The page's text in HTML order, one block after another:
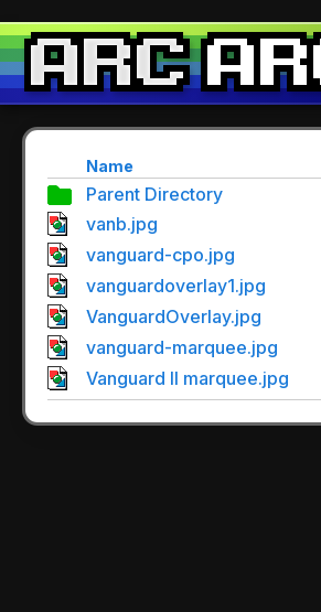
Name
Parent Directory
vanb.jpg
vanguard-cpo.jpg
vanguardoverlay1.jpg
VanguardOverlay.jpg
vanguard-marquee.jpg
Vanguard II marquee.jpg